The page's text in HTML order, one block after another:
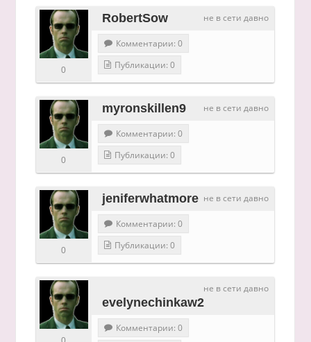
не в сети давно
RobertSow
0
Комментарии: 0
Публикации: 0
не в сети давно
myronskillen9
0
Комментарии: 0
Публикации: 0
не в сети давно
jeniferwhatmore
0
Комментарии: 0
Публикации: 0
не в сети давно
evelynechinkaw2
Комментарии: 0